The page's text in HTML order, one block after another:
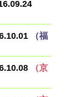
（福
（京